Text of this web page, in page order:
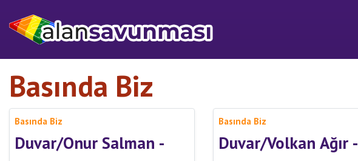
Basında Biz
Basında Biz
Duvar/Onur Salman -
Basında Biz
Duvar/Volkan Ağır -